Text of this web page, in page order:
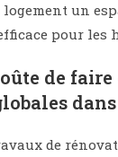
un
pour les
de
de